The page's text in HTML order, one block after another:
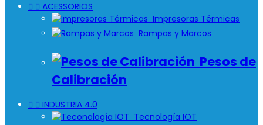
  ACESSORIOS
Impresoras Térmicas
Rampas y Marcos
Pesos de
Calibración
  INDUSTRIA 4.0
Tecnología IOT